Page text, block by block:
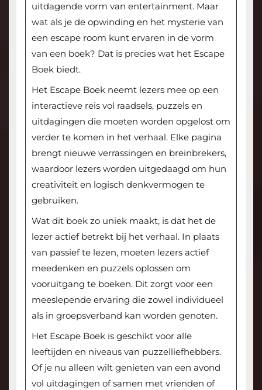
uitdagende vorm van entertainment. Maar
wat als je de opwinding en het mysterie van
een escape room kunt ervaren in de vorm
van een boek? Dat is precies wat het Escape
Boek biedt.
Het Escape Boek neemt lezers mee op een
interactieve reis vol raadsels, puzzels en
uitdagingen die moeten worden opgelost om
verder te komen in het verhaal. Elke pagina
brengt nieuwe verrassingen en breinbrekers,
waardoor lezers worden uitgedaagd om hun
creativiteit en logisch denkvermogen te
gebruiken.
Wat dit boek zo uniek maakt, is dat het de
lezer actief betrekt bij het verhaal. In plaats
van passief te lezen, moeten lezers actief
meedenken en puzzels oplossen om
vooruitgang te boeken. Dit zorgt voor een
meeslepende ervaring die zowel individueel
als in groepsverband kan worden genoten.
Het Escape Boek is geschikt voor alle
leeftijden en niveaus van puzzelliefhebbers.
Of je nu alleen wilt genieten van een avond
vol uitdagingen of samen met vrienden of